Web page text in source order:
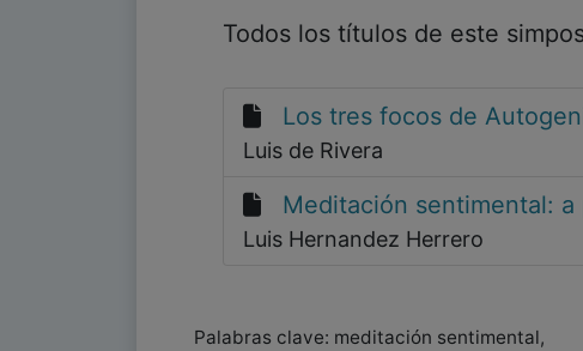
Todos los títulos de este
Los tres focos de
Luis de Rivera
Meditación sentimental:
Luis Hernandez Herrero
Palabras clave: meditación sentimental,